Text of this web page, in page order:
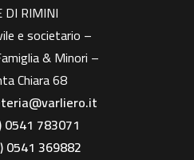
DI RIMINI
e societario –
& Minori –
Chiara 68
0541 783071
0541 369882